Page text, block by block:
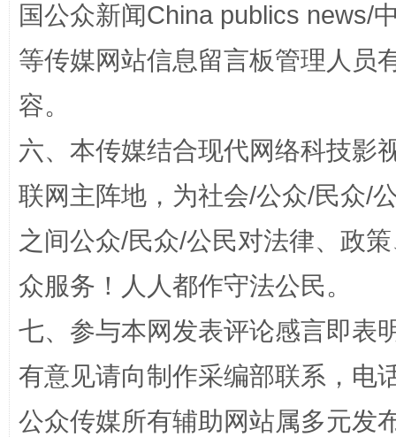
完善运行机制助力责任有效落实 一纸欠
国公众新闻China publics news/
等传媒网站信息留言板管理人员
容。
六、本传媒结合现代网络科技影
联网主阵地，为社会/公众/民众/
之间公众/民众/公民对法律、政
众服务！人人都作守法公民。
七、参与本网发表评论感言即表
有意见请向制作采编部联系，电
公众传媒所有辅助网站属多元发